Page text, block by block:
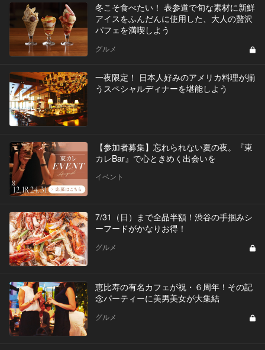
冬こそ食べたい！ 表参道で旬な素材に新鮮
アイスをふんだんに使用した、大人の贅沢
パフェを満喫しよう
グルメ
一夜限定！ 日本人好みのアメリカ料理が揃
うスペシャルディナーを堪能しよう
【参加者募集】忘れられない夏の夜。『東
カレBar』で心ときめく出会いを
イベント
7/31（日）まで全品半額！渋谷の手掴みシ
ーフードがかなりお得！
グルメ
恵比寿の有名カフェが祝・６周年！その記
念パーティーに美男美女が大集結
グルメ